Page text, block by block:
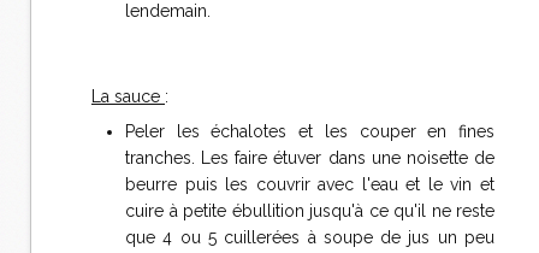
lendemain.
La sauce :
Peler les échalotes et les couper en fines
tranches. Les faire étuver dans une noisette de
beurre puis les couvrir avec l'eau et le vin et
cuire à petite ébullition jusqu'à ce qu'il ne reste
que 4 ou 5 cuillerées à soupe de jus un peu